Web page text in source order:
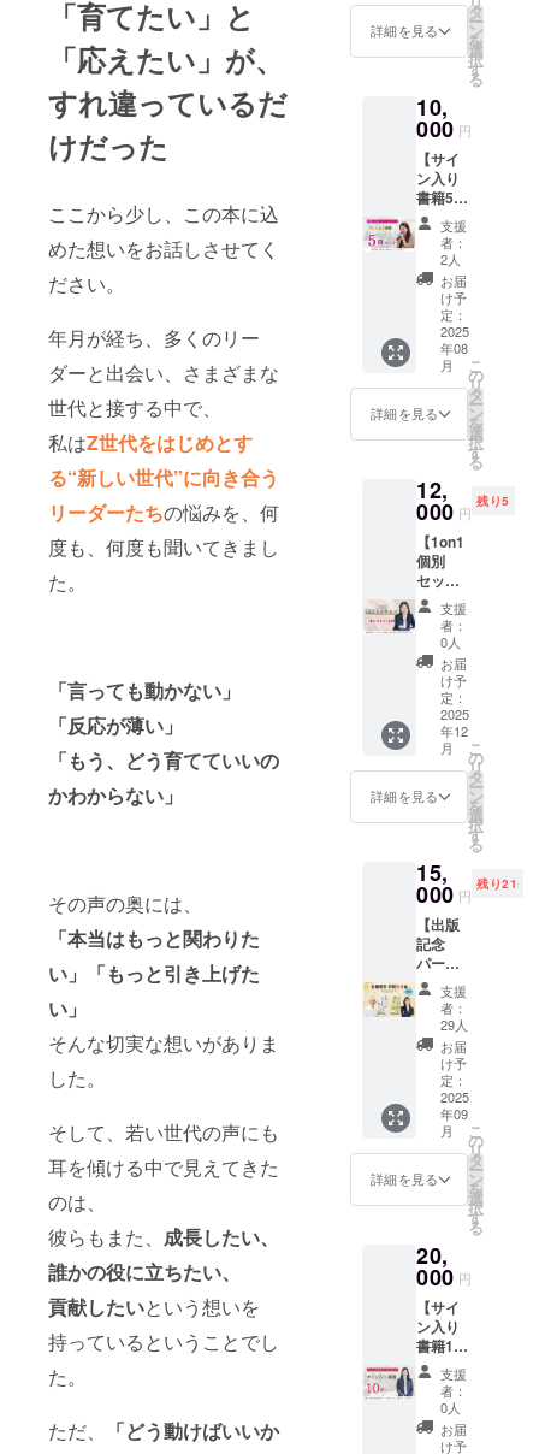
「育てたい」と
「応えたい」が、
すれ違っているだ
けだった
ここから少し、この本に込
めた想いをお話しさせてく
ださい。
年月が経ち、多くのリー
ダーと出会い、さまざまな
世代と接する中で、
私はZ世代をはじめとす
る“新しい世代”に向き合う
リーダーたちの悩みを、何
度も、何度も聞いてきまし
た。
「言っても動かない」
「反応が薄い」
「もう、どう育てていいの
かわからない」
その声の奥には、
「本当はもっと関わりた
い」「もっと引き上げた
い」
そんな切実な想いがありま
した。
そして、若い世代の声にも
耳を傾ける中で見えてきた
のは、
彼らもまた、 成長したい、
誰かの役に立ちたい、
貢献したいという想いを
持っているということでし
た。
ただ、
「どう動けばいいか
になり
ます。
教育・
マネジ
メント
に関わ
る全て
の皆様
にとっ
ておす
すめの
リター
ンで
す。 是
非社員
様や、
知人友
お誘い
あわせ
ぜひご
参加く
ださ
い！ ●
リター
ン内容
・イベ
ント参
加券
（リア
ル開
催） ・
直筆サ
イン入
り書籍1
冊（当
日手渡
し） ・
当日参
ない方
向け
に、後
日アー
カイブ
動画も
お送り
しま
す。 ●
開催概
要 ・日
時：
2025年
8月27日
（水）
18:00〜
20:00
・会
場：戸
短期大
学（東
京都港
区芝2-
21-17）
・定
員：30
名限定
●ご注意
事項！
・運営
たら嬉
しいで
・9月4
日に開
催する
出版記
念パー
ティ会
場での
装花設
置への
協賛 ・
会場内
に協賛
者様の
お名前
掲示
者の
み・匿
前掲示
ご希望
の方は
「備考
欄」へ
掲示す
るお名
前・企
業名を
ご入力
くださ
い。 ・
イベン
ト報告
写真
含む）
を後日
小さな
お礼
メッ
セージ
を添え
て、感
謝の気
持ちを
お届け
しま
す。 ●
ご注意
事項！
・本リ
ターン
パー
ティー
は含ま
れてお
りませ
ん 参
加をご
希望の
方は別
途
【パー
ティ参
加権付
葛藤ま
で。 著
いやビ
ジョン
をじっ
くりお
伝えし
ます。
少人数
制なら
ではの
特別な
時間で
す。 ■
実施概
要 ・日
程：
2025年
9月13日
11:30～
時間：
約2.5時
間（ラ
ンチ代
込） ・
定員：
各回4〜
5名（人
数によ
り複数
回開催
しま
す） ・
会場：
都内某
細は別
途ご案
交通費
や宿泊
費は自
己負担
となり
ます。
【サイ
ン入り
書籍１
冊付
き】 ・
書籍は
当日お
渡しし
ます。
いく
「発送
日」
―― 実
ちばん
バタバ
タし
て、い
ちばん
楽しい
日でも
ありま
す。 こ
のリ
ターン
では、
サイン
入り書
籍の発
送作業
を一緒
募集。
海藤本
人と一
緒にラ
ベル貼
りや梱
包をし
なが
ら、舞
台裏の
話しを
一緒に
たのし
み ひと
仕事終
えたあ
とは、
げへ！
がん
ばった
後に囲
む焼肉
は、格
別の味
です◎
●リター
ン内容
・書籍
発送の
現場
に“関係
者”とし
・著者
海藤と
交流 ・
終了
後、焼
肉打ち
上げご
招待
（飲食
代込
み） ・
サイン
詳細を見る
タ
ー
ン
を
選
択
す
る
10,
000 円
【サイ
ン入り
書籍5冊
セット
＋お礼
のお手
紙＋オ
リジナ
ルしお
り】 読
書会を
楽しみ
たいあ
なたへ
職場や
仲間内
書会に
もぴっ
たりな5
冊セッ
ト。
「みん
なで読
んで、
深めて
みよ
う！」
そんな
きっか
けにな
るリ
ターン
です。
り、お
礼のお
手紙と
オリジ
ナルの
しおり
付き！
■リター
ン詳細
・内
容：直
筆サイ
ン入り
書籍を5
冊＋お
礼のお
手紙＋
発送予
定：8月
末頃 ・
備考：
国内発
送のみ
対応し
ており
ます
支援
者：
2人
お届
け予
定：
2025
年08
月
詳細を見る
こ
の
リ
タ
ー
ン
を
選
択
す
る
12,
000 円
残り5
【1on1
個別
セッ
ション
1回
（Zoom
／60
分）】
― 現場
のこ
と、
キャリ
アのこ
と、人
生のこ
とまで
ダーと
しての
迷い
や、育
成・
チーム
づくり
の悩み
をじっ
くり話
せる、1
対1のオ
ンライ
ンセッ
ション
です。
「こ
ならど
う活か
せ
る？」
「自分
のやり
方に置
きかえ
て考え
たい」
と感じ
支援
者：
0人
お届
け予
定：
2025
年12
月
詳細を見る
こ
の
リ
タ
ー
ン
を
選
択
す
る
15,
000 円
残り21
【出版
記念
パー
ティ参
加権＋
サイン
入り書
籍1冊】
Z世代と
の向き
合い方
をテー
マにし
た書籍
の出版
を記念
限定開
催の
パー
ティイ
ベント
を実施
しま
す。 こ
の日は
ただの
出版記
支援
者：
29人
お届
け予
定：
2025
年09
月
詳細を見る
こ
の
リ
タ
ー
ン
を
選
択
す
る
20,
000 円
【サイ
ン入り
書籍10
冊セッ
ト＋お
礼のお
手紙＋
オリジ
支援
者：
0人
お届
け予